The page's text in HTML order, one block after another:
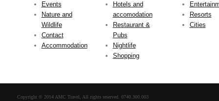
Events
Nature and
Wildlife
Contact
Accommodation
Hotels and
accomodation
Restaurant &
Pubs
Nightlife
Shopping
Resorts
Cities
Copyright © 2014 AMC Travel, All rights reserved. 0740.300.003